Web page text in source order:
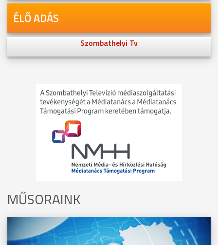
ÉLŐ ADÁS
Szombathelyi Tv
MŰSORAINK